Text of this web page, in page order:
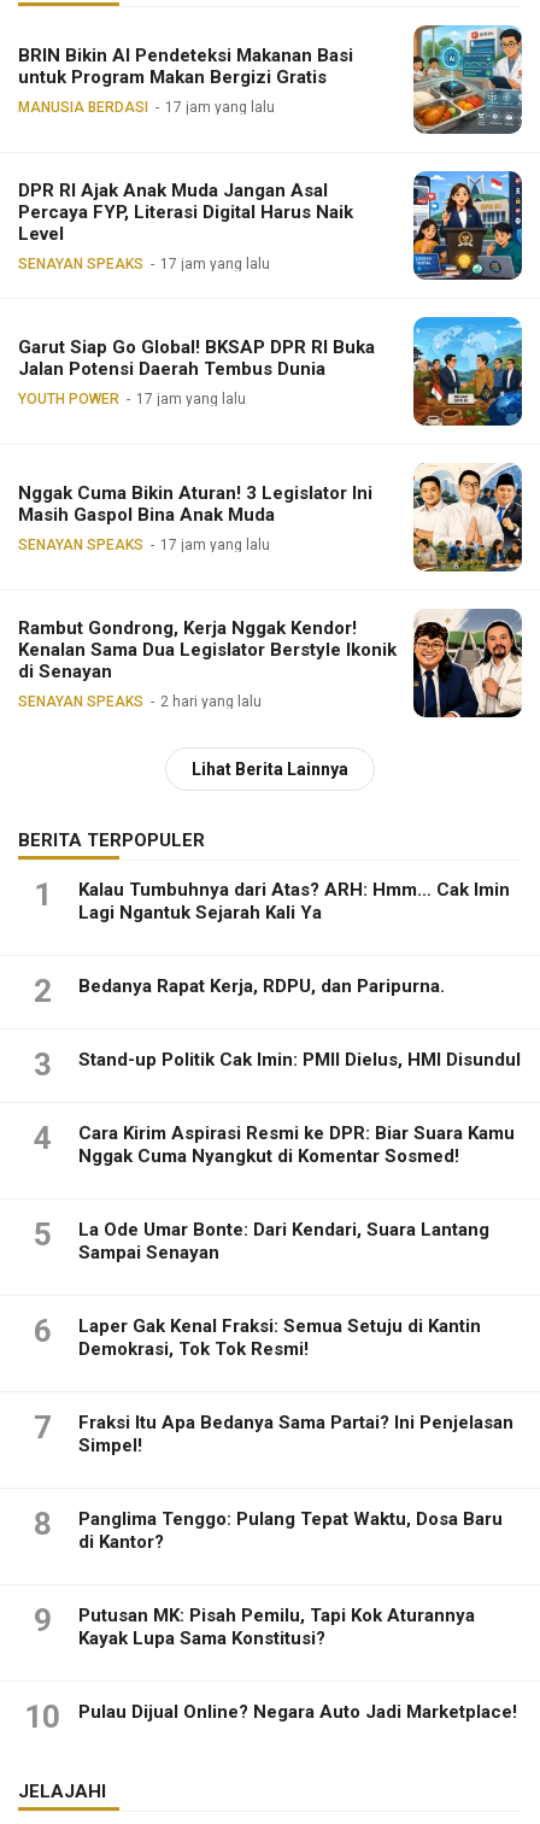
BRIN Bikin AI Pendeteksi Makanan Basi
untuk Program Makan Bergizi Gratis
MANUSIA BERDASI 17 jam yang lalu
DPR RI Ajak Anak Muda Jangan Asal
Percaya FYP, Literasi Digital Harus Naik
Level
SENAYAN SPEAKS 17 jam yang lalu
Garut Siap Go Global! BKSAP DPR RI Buka
Jalan Potensi Daerah Tembus Dunia
YOUTH POWER 17 jam yang lalu
Nggak Cuma Bikin Aturan! 3 Legislator Ini
Masih Gaspol Bina Anak Muda
SENAYAN SPEAKS 17 jam yang lalu
Rambut Gondrong, Kerja Nggak Kendor!
Kenalan Sama Dua Legislator Berstyle Ikonik
di Senayan
SENAYAN SPEAKS 2 hari yang lalu
Lihat Berita Lainnya
BERITA TERPOPULER
1
Kalau Tumbuhnya dari Atas? ARH: Hmm… Cak Imin
Lagi Ngantuk Sejarah Kali Ya
2 Bedanya Rapat Kerja, RDPU, dan Paripurna.
3 Stand-up Politik Cak Imin: PMII Dielus, HMI Disundul
4
Cara Kirim Aspirasi Resmi ke DPR: Biar Suara Kamu
Nggak Cuma Nyangkut di Komentar Sosmed!
5
La Ode Umar Bonte: Dari Kendari, Suara Lantang
Sampai Senayan
6
Laper Gak Kenal Fraksi: Semua Setuju di Kantin
Demokrasi, Tok Tok Resmi!
7
Fraksi Itu Apa Bedanya Sama Partai? Ini Penjelasan
Simpel!
8
Panglima Tenggo: Pulang Tepat Waktu, Dosa Baru
di Kantor?
9
Putusan MK: Pisah Pemilu, Tapi Kok Aturannya
Kayak Lupa Sama Konstitusi?
10 Pulau Dijual Online? Negara Auto Jadi Marketplace!
JELAJAHI